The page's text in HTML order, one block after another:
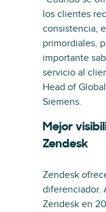
los clientes
consistencia,
primordiales,
importante
servicio al
Head of
Siemens.
Mejor
Zendesk
Zendesk
diferenciador.
Zendesk en